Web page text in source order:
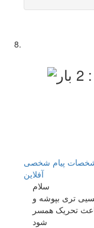
پیام شخصی
آفلاين
سلام
تری بپوشه و
تحریک همسر
شود